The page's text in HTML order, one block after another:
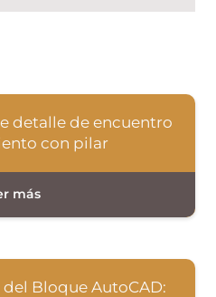
detalle de encuentro
con pilar
Bloque AutoCAD: